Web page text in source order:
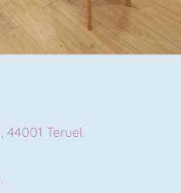
44001 Teruel.